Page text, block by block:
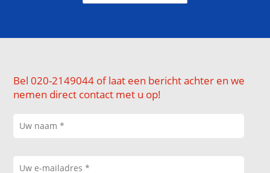
Bel 020-2149044 of laat een bericht achter en we
nemen direct contact met u op!